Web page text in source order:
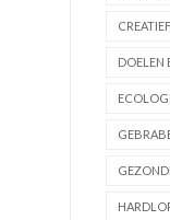
CREATIEF
DOELEN